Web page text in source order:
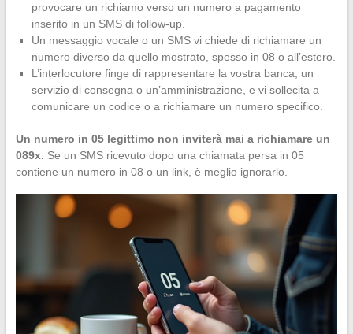
provocare un richiamo verso un numero a pagamento
inserito in un SMS di follow-up.
Un messaggio vocale o un SMS vi chiede di richiamare un
numero diverso da quello mostrato, spesso in 08 o all’estero.
L’interlocutore finge di rappresentare la vostra banca, un
servizio di consegna o un’amministrazione, e vi sollecita a
comunicare un codice o a richiamare un numero specifico.
Un numero in 05 legittimo non inviterà mai a richiamare un
089x. Se un SMS ricevuto dopo una chiamata persa in 05
contiene un numero in 08 o un link, è meglio ignorarlo.